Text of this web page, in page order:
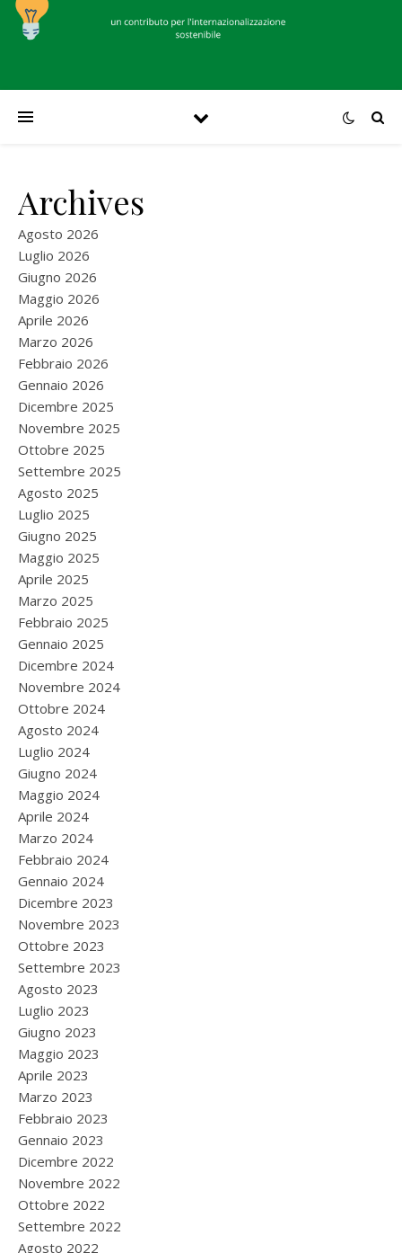
Archives
Agosto 2026
Luglio 2026
Giugno 2026
Maggio 2026
Aprile 2026
Marzo 2026
Febbraio 2026
Gennaio 2026
Dicembre 2025
Novembre 2025
Ottobre 2025
Settembre 2025
Agosto 2025
Luglio 2025
Giugno 2025
Maggio 2025
Aprile 2025
Marzo 2025
Febbraio 2025
Gennaio 2025
Dicembre 2024
Novembre 2024
Ottobre 2024
Agosto 2024
Luglio 2024
Giugno 2024
Maggio 2024
Aprile 2024
Marzo 2024
Febbraio 2024
Gennaio 2024
Dicembre 2023
Novembre 2023
Ottobre 2023
Settembre 2023
Agosto 2023
Luglio 2023
Giugno 2023
Maggio 2023
Aprile 2023
Marzo 2023
Febbraio 2023
Gennaio 2023
Dicembre 2022
Novembre 2022
Ottobre 2022
Settembre 2022
Agosto 2022